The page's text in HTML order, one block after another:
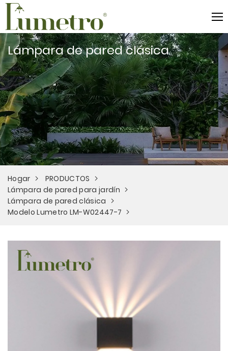
Lámpara de pared clásica
Hogar
PRODUCTOS
Lámpara de pared para jardín
Lámpara de pared clásica
Modelo Lumetro LM-W02447-7